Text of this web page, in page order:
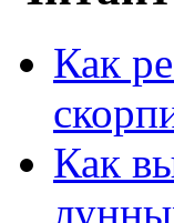
Как
Как